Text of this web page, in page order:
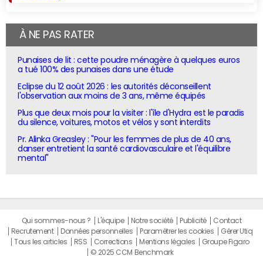
À NE PAS RATER
Punaises de lit : cette poudre ménagère à quelques euros
a tué 100% des punaises dans une étude
Eclipse du 12 août 2026 : les autorités déconseillent
l'observation aux moins de 3 ans, même équipés
Plus que deux mois pour la visiter : l'île d'Hydra est le paradis
du silence, voitures, motos et vélos y sont interdits
Pr. Alinka Greasley : "Pour les femmes de plus de 40 ans,
danser entretient la santé cardiovasculaire et l'équilibre
mental"
Qui sommes-nous ? L'équipe Notre société Publicité
Contact
Recrutement
Données personnelles Paramétrer les cookies
Gérer Utiq
Tous les articles
RSS Corrections Mentions légales
Groupe Figaro
© 2025 CCM Benchmark